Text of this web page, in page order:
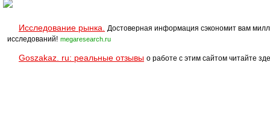
Исследование рынка.
Достоверная информация сэкономит вам
исследований! megaresearch.ru
Goszakaz. ru: реальные отзывы о работе с этим сайтом читайте